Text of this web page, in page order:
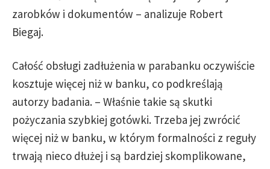
zarobków i dokumentów – analizuje Robert
Biegaj.
Całość obsługi zadłużenia w parabanku oczywiście
kosztuje więcej niż w banku, co podkreślają
autorzy badania. – Właśnie takie są skutki
pożyczania szybkiej gotówki. Trzeba jej zwrócić
więcej niż w banku, w którym formalności z reguły
trwają nieco dłużej i są bardziej skomplikowane,